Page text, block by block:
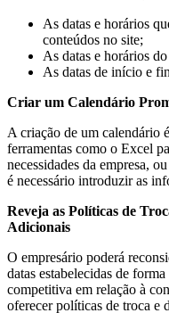
As datas e horários
conteúdos no site;
As datas e horários
As datas de início e
Criar um Calendário
A criação de um calendário
ferramentas como o Excel
necessidades da empresa,
é necessário introduzir as
Reveja as Políticas de
Adicionais
O empresário poderá
datas estabelecidas de
competitiva em relação à
oferecer políticas de troca e